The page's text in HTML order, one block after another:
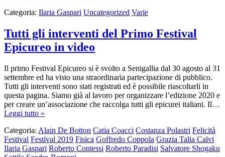
Categoria: Ilaria Gaspari Uncategorized Varie
Tutti gli interventi del Primo Festival
Epicureo in video
Il primo Festival Epicureo si è svolto a Senigallia dal 30 agosto al 31
settembre ed ha visto una straordinaria partecipazione di pubblico.
Tutti gli interventi sono stati registrati ed è possibile riascoltarli in
questa pagina. Siamo già al lavoro per organizzare l’edizione 2020 e
per creare un’associazione che raccolga tutti gli epicurei italiani. Il…
Leggi tutto »
Categoria: Alain De Botton Catia Coacci Costanza Polastri Felicità
Festival Festival 2019 Fisica Goffredo Coppola Grazia Talia Calvi
Ilaria Gaspari Roberto Contessi Roberto Paradisi Salvatore Shogaku